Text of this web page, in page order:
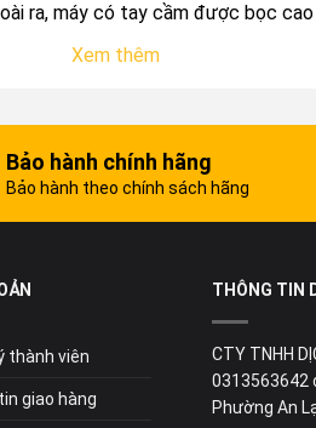
ra, máy có tay cầm được bọc
Xem thêm
Bảo hành chính hãng
Bảo hành theo chính sách hãng
thành viên
giao hàng
THÔNG TIN
CTY TNHH
0313563642
Phường An